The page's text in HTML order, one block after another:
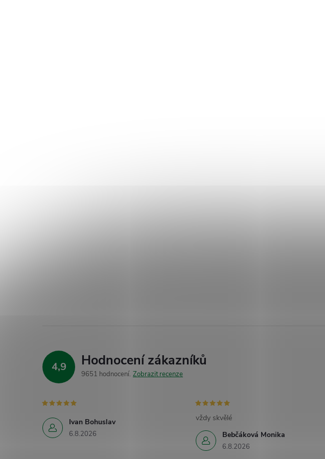
4,9 Hodnocení zákazníků
9651 hodnocení Zobrazit recenze
Ivan Bohuslav
6.8.2026 Bebčáková Monika
6.8.2026
vždy skvělé